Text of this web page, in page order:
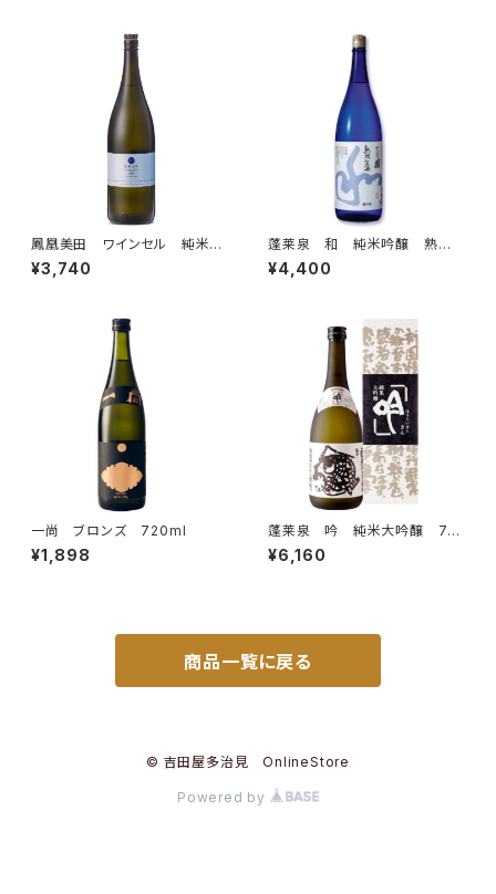
鳳凰美田 ワインセル 純米吟
醸 無濾過本生 1.8L
¥3,740
蓬莱泉 和 純米吟醸 熟成
生酒 1.8L
¥4,400
一尚 ブロンズ 720ml
¥1,898
蓬莱泉 吟 純米大吟醸 72
0ml
¥6,160
商品一覧に戻る
© 吉田屋多治見 OnlineStore
Powered by